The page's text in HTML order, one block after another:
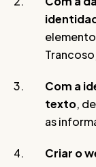
Com a
texto,
as
Criar o